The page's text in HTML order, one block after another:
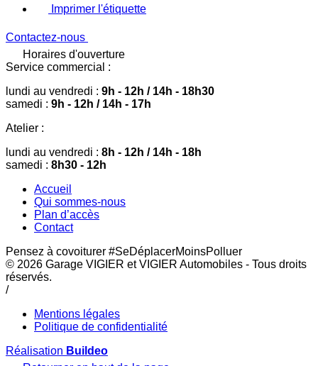
Imprimer l'étiquette
Contactez-nous
Horaires d'ouverture
Service commercial :
lundi au vendredi : 9h - 12h / 14h - 18h30
samedi : 9h - 12h / 14h - 17h
Atelier :
lundi au vendredi : 8h - 12h / 14h - 18h
samedi : 8h30 - 12h
Accueil
Qui sommes-nous
Plan d’accès
Contact
Pensez à covoiturer #SeDéplacerMoinsPolluer
© 2026 Garage VIGIER et VIGIER Automobiles - Tous droits
réservés.
/
Mentions légales
Politique de confidentialité
Réalisation Buildeo